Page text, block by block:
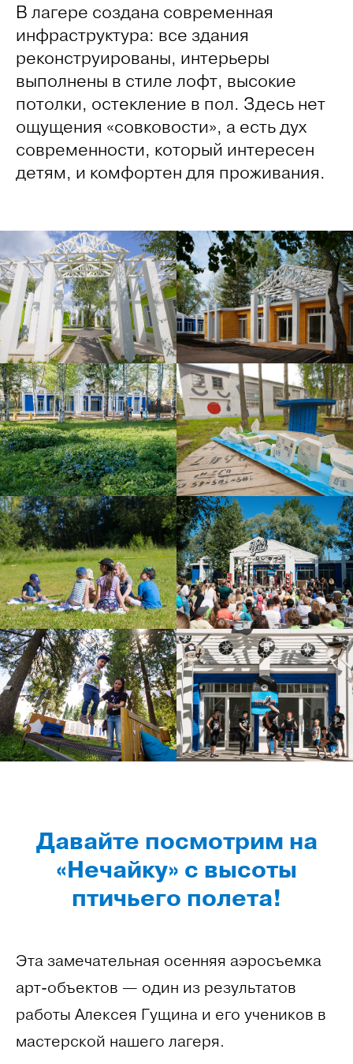
В лагере создана современная
инфраструктура: все здания
реконструированы, интерьеры
выполнены в стиле лофт, высокие
потолки, остекление в пол. Здесь нет
ощущения «совковости», а есть дух
современности, который интересен
детям, и комфортен для проживания.
Давайте посмотрим на
«Нечайку» с высоты
птичьего полета!
Эта замечательная осенняя аэросъемка
арт-объектов — один из результатов
работы Алексея Гущина и его учеников в
мастерской нашего лагеря.